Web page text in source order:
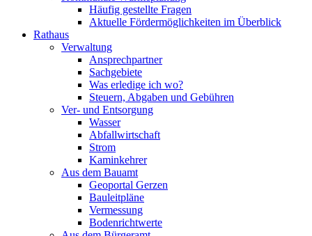
Häufig gestellte Fragen
Aktuelle Fördermöglichkeiten im Überblick
Rathaus
Verwaltung
Ansprechpartner
Sachgebiete
Was erledige ich wo?
Steuern, Abgaben und Gebühren
Ver- und Entsorgung
Wasser
Abfallwirtschaft
Strom
Kaminkehrer
Aus dem Bauamt
Geoportal Gerzen
Bauleitpläne
Vermessung
Bodenrichtwerte